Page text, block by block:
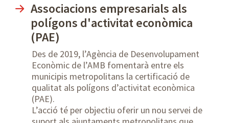
Associacions empresarials als
polígons d'activitat econòmica
(PAE)
Des de 2019, l’Agència de Desenvolupament
Econòmic de l’AMB fomentarà entre els
municipis metropolitans la certificació de
qualitat als polígons d’activitat econòmica
(PAE).
L’acció té per objectiu oferir un nou servei de